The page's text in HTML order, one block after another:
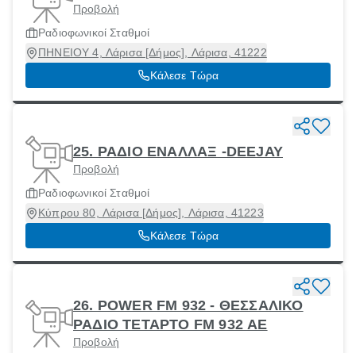
Προβολή
Ραδιοφωνικοί Σταθμοί
ΠΗΝΕΙΟΥ 4, Λάρισα [Δήμος], Λάρισα, 41222
Κάλεσε Τώρα
25. ΡΑΔΙΟ ΕΝΑΛΛΑΞ -DEEJAY
Προβολή
Ραδιοφωνικοί Σταθμοί
Κύπρου 80, Λάρισα [Δήμος], Λάρισα, 41223
Κάλεσε Τώρα
26. POWER FM 932 - ΘΕΣΣΑΛΙΚΟ
ΡΑΔΙΟ ΤΕΤΑΡΤΟ FM 932 ΑΕ
Προβολή